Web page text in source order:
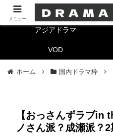
海外ドラマ
アジアドラマ
VOD
ホーム 国内ドラマ枠
【おっさんずラブin
ノさん派？成瀬派？
メニュー